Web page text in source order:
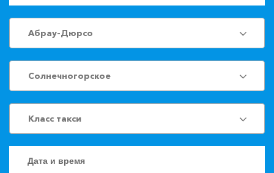
Абрау-Дюрсо
Солнечногорское
Класс такси